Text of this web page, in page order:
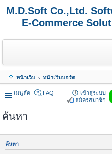
M.D.Soft Co.,Ltd.
E-Commerce
หน้าเว็บ หน้าเว็บบอร์ด
เมนูลัด FAQ
เข้าสู่ระบบ
สมัครสมาชิก
ค้นหา
ค้นหา